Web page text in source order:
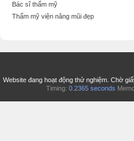
Bác sĩ thẩm mỹ
Thẩm mỹ viện nâng mũi đẹp
Website đang hoạt động thử nghiệm. Chờ
Timing: 0.2365 seconds